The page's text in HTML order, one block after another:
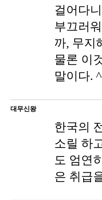
걸어다
부끄러
까, 무지
물론 이
말이다.
대무신왕
한국의
소릴 하
도 엄연
은 취급